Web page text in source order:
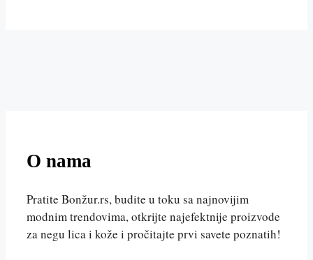
O nama
Pratite Bonžur.rs, budite u toku sa najnovijim
modnim trendovima, otkrijte najefektnije proizvode
za negu lica i kože i pročitajte prvi savete poznatih!